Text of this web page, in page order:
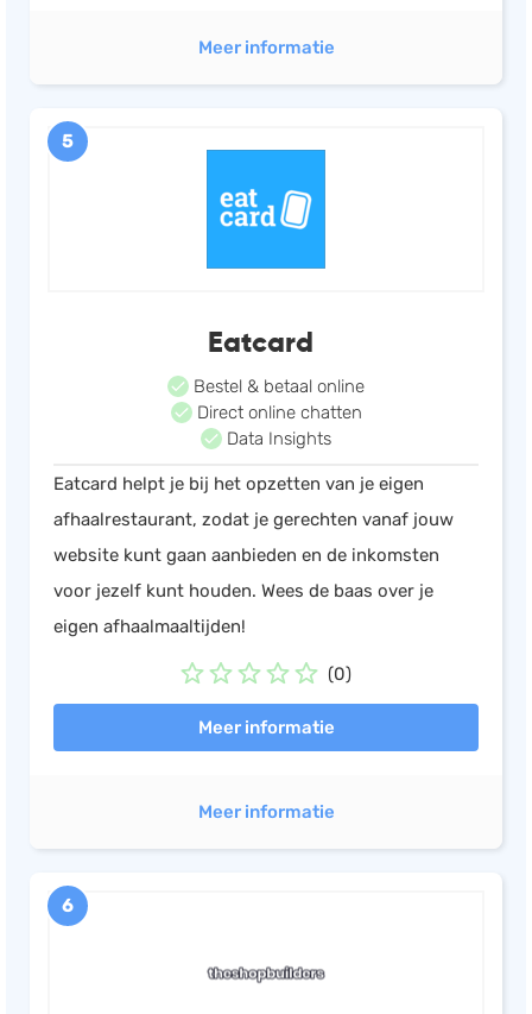
Meer informatie
5
Eatcard
Bestel & betaal online
Direct online chatten
Data Insights
Eatcard helpt je bij het opzetten van je eigen
afhaalrestaurant, zodat je gerechten vanaf jouw
website kunt gaan aanbieden en de inkomsten
voor jezelf kunt houden. Wees de baas over je
eigen afhaalmaaltijden!
(0)
Meer informatie
Meer informatie
6